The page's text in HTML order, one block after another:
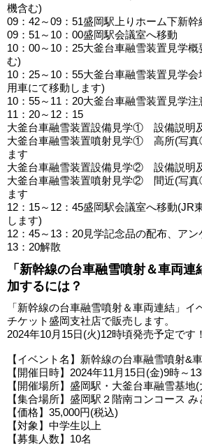
機含む)
09：42～09：51盛岡駅上りホーム下新幹
09：51～10：00盛岡駅会議室へ移動
10：00～10：25大釜台車融雪装置見学
む)
10：25～10：55大釜台車融雪装置見学
用車にて移動します)
10：55～11：20大釜台車融雪装置見学注
11：20～12：15
大釜台車融雪装置設備見学① 設備説明
大釜台車融雪装置噴射見学① 高所(写真
ます
大釜台車融雪装置設備見学② 設備説明
大釜台車融雪装置噴射見学② 間近(写真
ます
12：15～12：45盛岡駅会議室へ移動(JR
します)
12：45～13：20見学記念品の配布、ア
13：20解散
「新幹線の台車融雪噴射＆車両
加するには？
「新幹線の台車融雪噴射＆車両連結」
チケット盛岡支社店で販売します。
2024年10月15日(火)12時頃発売予定です！
【イベント名】新幹線の台車融雪噴射
【開催日時】2024年11月15日(金)9時～
【開催場所】盛岡駅・大釜台車融雪基地
【集合場所】盛岡駅２階南コンコース
【価格】35,000円(税込)
【対象】中学生以上
【募集人数】10名